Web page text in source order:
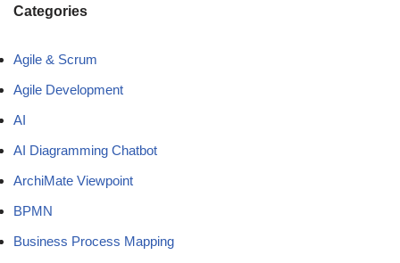
Categories
Agile & Scrum
Agile Development
AI
AI Diagramming Chatbot
ArchiMate Viewpoint
BPMN
Business Process Mapping